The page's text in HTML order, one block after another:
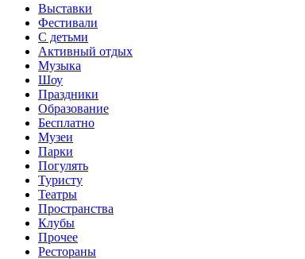
Выставки
Фестивали
С детьми
Активный отдых
Музыка
Шоу
Праздники
Образование
Бесплатно
Музеи
Парки
Погулять
Туристу
Театры
Пространства
Клубы
Прочее
Рестораны